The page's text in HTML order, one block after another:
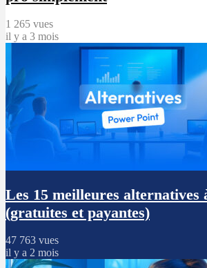
1 265 vues
il y a 3 mois
Les 15 meilleures alternatives
(gratuites et payantes)
47 763 vues
il y a 2 mois